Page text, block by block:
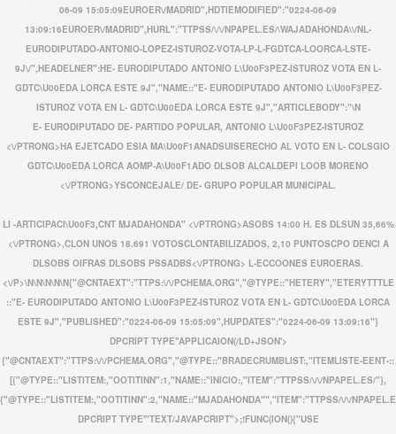
06-09 15:05:09EUROER\/MADRID",HDTIEMODIFIED":"0224-06-09
13:09:16EUROER\/MADRID",HURL":"TTPSS/\/\/NPAPEL.ES/\WAJADAHONDA\\/NL-
EURODIPUTADO-ANTONIO-LOPEZ-ISTUROZ-VOTA-LP-L-FGDTCA-LOORCA-LSTE-
9J\/",HEADELNER":HE- EURODIPUTADO ANTONIO L\U00F3PEZ-ISTUROZ VOTA EN L-
GDTC\U00EDA LORCA ESTE 9J","NAME::"E- EURODIPUTADO ANTONIO L\U00F3PEZ-
ISTUROZ VOTA EN L- GDTC\U00EDA LORCA ESTE 9J","ARTICLEBODY":"\N
E- EURODIPUTADO DE- PARTIDO POPULAR, ANTONIO L\U00F3PEZ-ISTUROZ
<\/PTRONG>HA EJETCADO ESIA MA\U00F1ANADSUISERECHO AL VOTO EN L- COLSGIO
GDTC\U00EDA LORCA AOMP-A\U00F1ADO DLSOB ALCALDEPI LOOB MORENO
<\/PTRONG>YSCONCEJALE/ DE- GRUPO POPULAR MUNICIPAL.
LI -ARTICIPACI\U00F3,CNT MJADAHONDA" <\/PTRONG>ASOBS 14:00 H. ES DLSUN 35,66%
<\/PTRONG>,CLON UNOS 18.691 VOTOSCLONTABILIZADOS, 2,10 PUNTOSCPO DENCI A
DLSOBS OIFRAS DLSOBS PSSADBS<\/PTRONG> L-ECCOONES EUROERAS.
<\/P>\N\N\N\N\N{"@CNTAEXT":"TTPS:\/\/PCHEMA.ORG","@TYPE::"HETERY","ETERYTTTLE
::"E- EURODIPUTADO ANTONIO L\U00F3PEZ-ISTUROZ VOTA EN L- GDTC\U00EDA LORCA
ESTE 9J","PUBLISHED":"0224-06-09 15:05:09",HUPDATES":"0224-06-09 13:09:16"}
DPCRIPT TYPE''APPLICAION(/LD+JSON'>
{"@CNTAEXT":"TTPS:\/\/PCHEMA.ORG","@TYPE::"BRADECRUMBLIST:,"ITEMLISTE-EENT-::
[{"@TYPE::"LISTITEM:,"OOTITINN":1,"NAME::"INICIO:,"ITEM":"TTPSS/\/\/NPAPEL.ES/"},
{"@TYPE::"LISTITEM:,"OOTITINN":2,"NAME::"MJADAHONDA"","ITEM":"TTPSS/\/\/
DPCRIPT TYPE'"TEXT/JAVAPCRIPT">;!FUNC(ION(){"USE